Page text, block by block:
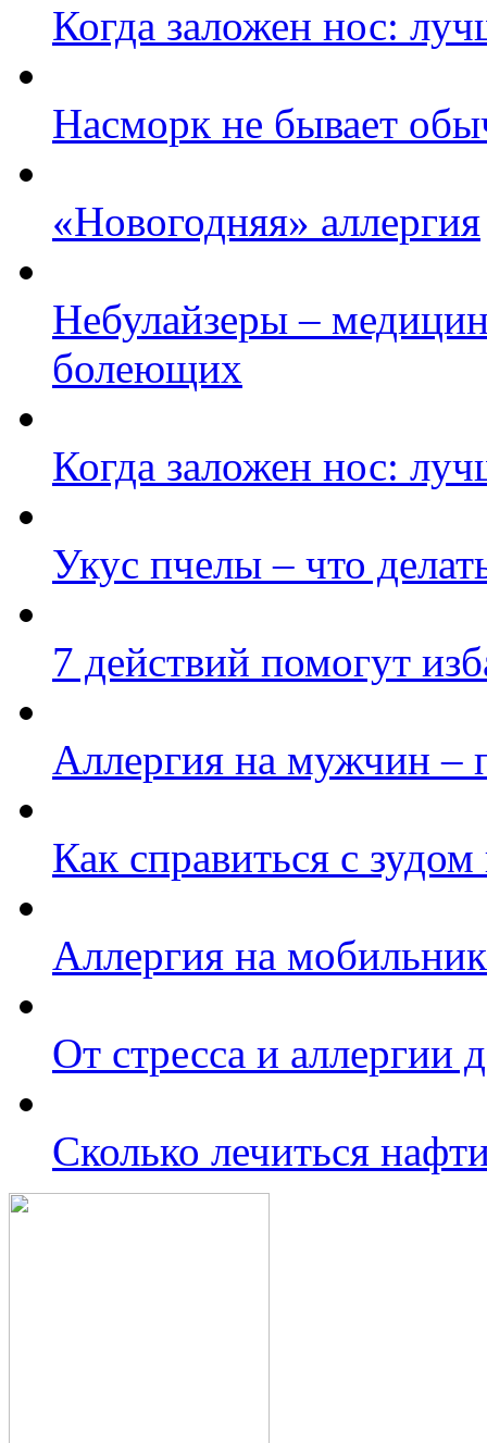
Когда заложен нос:
Насморк не бывает
«Новогодняя» аллергия
Небулайзеры –
болеющих
Когда заложен нос:
Укус пчелы – что
7 действий помогут
Аллергия на мужчин –
Как справиться с
Аллергия на
От стресса и аллергии
Сколько лечиться